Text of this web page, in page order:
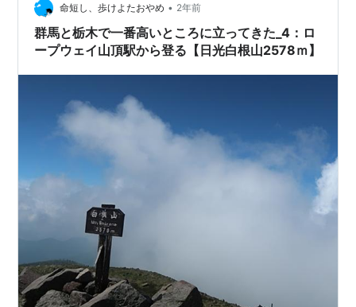
命短し、歩けよたおやめ • 2年前
群馬と栃木で一番高いところに立ってきた_4：ロ
ープウェイ山頂駅から登る【日光白根山2578ｍ】